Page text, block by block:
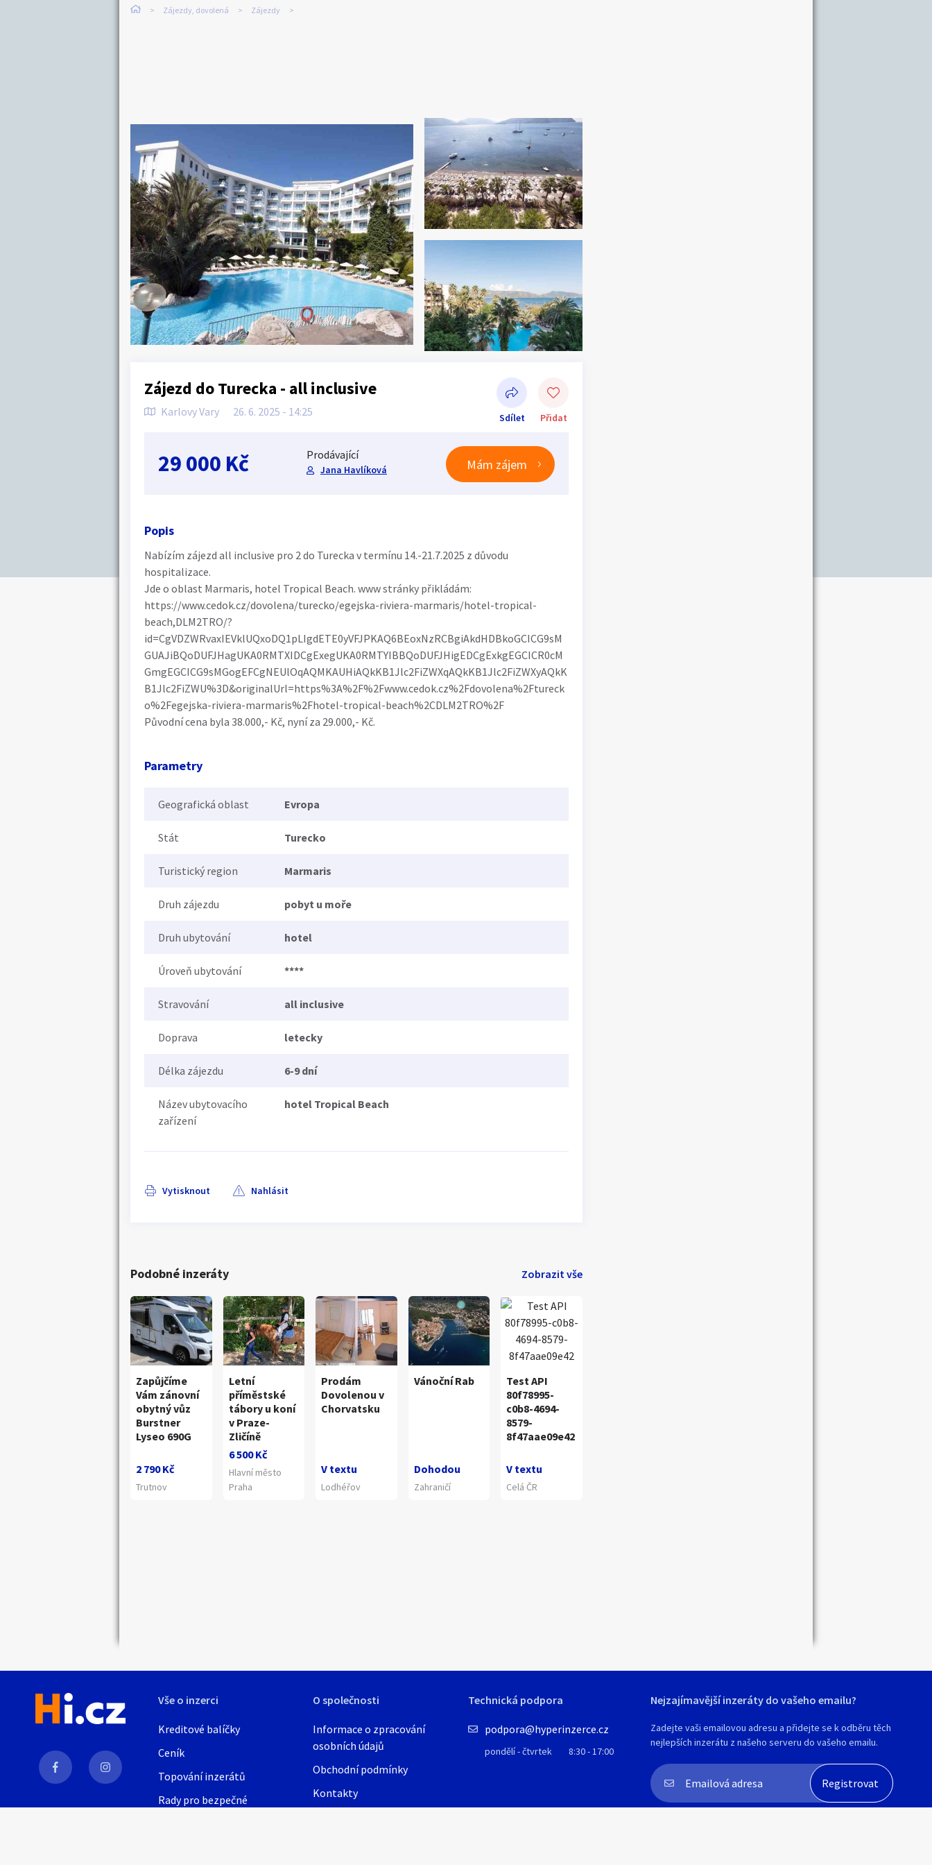
Zájezdy, dovolená Zájezdy
Zájezd do Turecka - all inclusive
Karlovy Vary 26. 6. 2025 - 14:25 Sdílet Přidat
Sdílet na Facebooku
29 000 Kč Prodávající
Jana Havlíková Mám zájem
Popis
Nabízím zájezd all inclusive pro 2 do Turecka v termínu 14.-21.7.2025 z důvodu
hospitalizace.
Jde o oblast Marmaris, hotel Tropical Beach. www stránky přikládám:
https://www.cedok.cz/dovolena/turecko/egejska-riviera-marmaris/hotel-tropical-
beach,DLM2TRO/?
id=CgVDZWRvaxIEVklUQxoDQ1pLIgdETE0yVFJPKAQ6BEoxNzRCBgiAkdHDBkoGCICG9sM
GUAJiBQoDUFJHagUKA0RMTXIDCgExegUKA0RMTYIBBQoDUFJHigEDCgExkgEGCICR0cM
GmgEGCICG9sMGogEFCgNEUlOqAQMKAUHiAQkKB1Jlc2FiZWXqAQkKB1Jlc2FiZWXyAQkK
B1Jlc2FiZWU%3D&originalUrl=https%3A%2F%2Fwww.cedok.cz%2Fdovolena%2Ftureck
o%2Fegejska-riviera-marmaris%2Fhotel-tropical-beach%2CDLM2TRO%2F
Původní cena byla 38.000,- Kč, nyní za 29.000,- Kč.
Parametry
Geografická oblast Evropa
Stát Turecko
Turistický region Marmaris
Druh zájezdu pobyt u moře
Druh ubytování hotel
Úroveň ubytování ****
Stravování all inclusive
Doprava letecky
Délka zájezdu 6-9 dní
Název ubytovacího
zařízení
hotel Tropical Beach
Vytisknout Nahlásit
Podobné inzeráty Zobrazit vše
Zapůjčíme
Vám zánovní
obytný vůz
Burstner
Lyseo 690G
2 790 Kč
Trutnov
Letní
příměstské
tábory u koní
v Praze-
Zličíně
6 500 Kč
Hlavní město
Praha
Prodám
Dovolenou v
Chorvatsku
V textu
Lodhéřov
Vánoční Rab
Dohodou
Zahraničí
Test API
80f78995-
c0b8-4694-
8579-
8f47aae09e42
V textu
Celá ČR
Vše o inzerci
Kreditové balíčky
Ceník
Topování inzerátů
Rady pro bezpečné
O společnosti
Informace o zpracování
osobních údajů
Obchodní podmínky
Kontakty
Technická podpora
podpora@hyperinzerce.cz
pondělí - čtvrtek 8:30 - 17:00
Nejzajímavější inzeráty do vašeho emailu?
Zadejte vaši emailovou adresu a přidejte se k odběru těch
nejlepších inzerátu z našeho serveru do vašeho emailu.